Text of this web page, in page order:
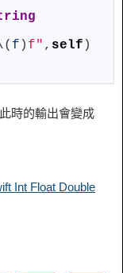
( f ) f" , self )
時的輸出會變成
Int Float Double